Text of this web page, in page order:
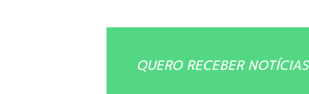
QUERO RECEBER NOTÍCIAS